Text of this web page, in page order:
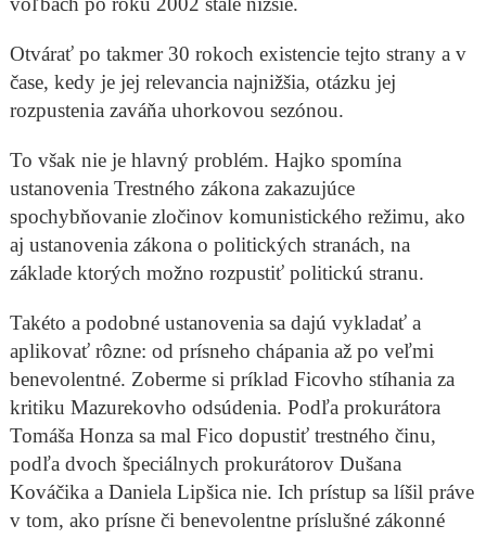
Otvárať po takmer 30 rokoch existencie tejto strany a v
čase, kedy je jej relevancia najnižšia, otázku jej
rozpustenia zaváňa uhorkovou sezónou.
To však nie je hlavný problém. Hajko spomína
ustanovenia Trestného zákona zakazujúce
spochybňovanie zločinov komunistického režimu, ako
aj ustanovenia zákona o politických stranách, na
základe ktorých možno rozpustiť politickú stranu.
Takéto a podobné ustanovenia sa dajú vykladať a
aplikovať rôzne: od prísneho chápania až po veľmi
benevolentné. Zoberme si príklad Ficovho stíhania za
kritiku Mazurekovho odsúdenia. Podľa prokurátora
Tomáša Honza sa mal Fico dopustiť trestného činu,
podľa dvoch špeciálnych prokurátorov Dušana
Kováčika a Daniela Lipšica nie. Ich prístup sa líšil práve
v tom, ako prísne či benevolentne príslušné zákonné